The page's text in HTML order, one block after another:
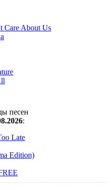
Care About Us
песен
:
Late
Edition)